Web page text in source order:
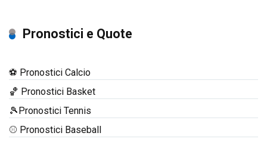
Pronostici e Quote
⚽ Pronostici Calcio
🏀 Pronostici Basket
🎾Pronostici Tennis
⚾ Pronostici Baseball